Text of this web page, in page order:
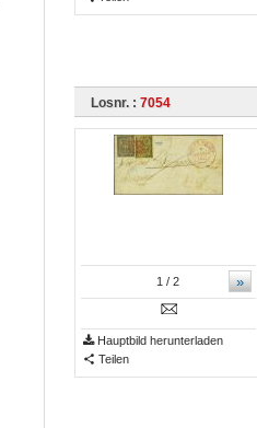
Losnr. : 7054
»
1 / 2
Hauptbild herunterladen
Teilen